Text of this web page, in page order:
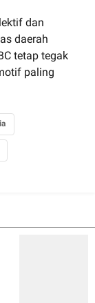
dan
daerah
tetap tegak
paling